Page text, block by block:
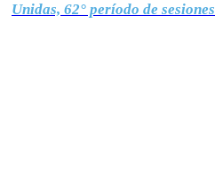
Unidas, 62° período de sesiones